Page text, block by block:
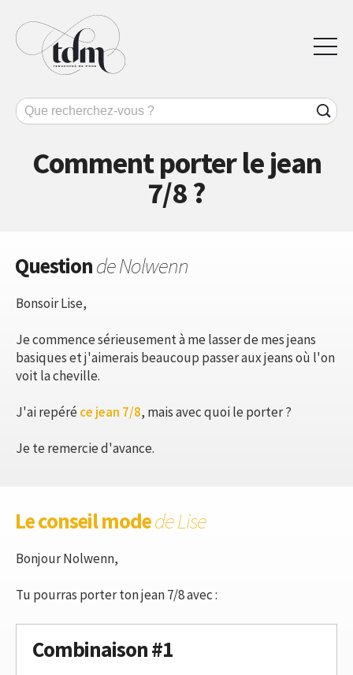
Comment porter le jean
7/8 ?
Questionde Nolwenn
Bonsoir Lise,
Je commence sérieusement à me lasser de mes jeans
basiques et j'aimerais beaucoup passer aux jeans où l'on
voit la cheville.
J'ai repéré ce jean 7/8, mais avec quoi le porter ?
Je te remercie d'avance.
Le conseil modede Lise
Bonjour Nolwenn,
Tu pourras porter ton jean 7/8 avec :
Combinaison #1